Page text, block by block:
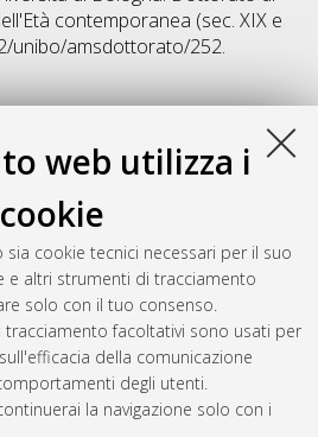
web utilizza i
cookie
cookie tecnici necessari per il suo
e altri strumenti di tracciamento
solo con il tuo consenso.
facoltativi sono usati per
della comunicazione
degli utenti.
la navigazione solo con i
contemporanea (sec. XIX e
unibo/amsdottorato/252.
La prima regione fascista d'Italia:
1944), [Dissertation thesis], Alma
di Bologna. Dottorato di ricerca in
(sec. XIX e XX), 19 Ciclo.
574.
generata ilSat Aug 8 20:49:29 2026